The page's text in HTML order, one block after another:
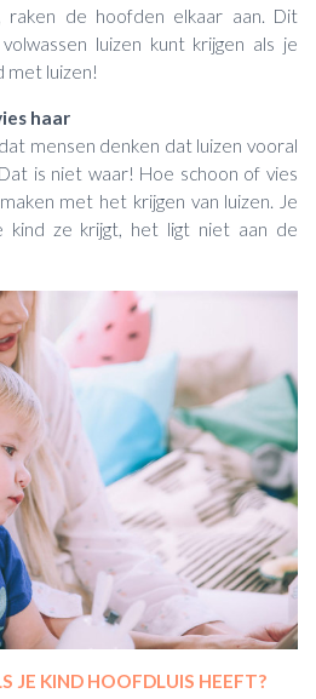
raken de hoofden elkaar aan. Dit
luizen kunt krijgen als je
met luizen!
haar
mensen denken dat luizen vooral
is niet waar! Hoe schoon of vies
met het krijgen van luizen. Je
kind ze krijgt, het ligt niet aan de
JE KIND HOOFDLUIS HEEFT?